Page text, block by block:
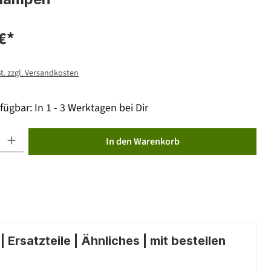
zzgl. Versandkosten
In 1 - 3 Werktagen bei Dir
In den Warenkorb
Ersatzteile | Ähnliches | mit bestellen